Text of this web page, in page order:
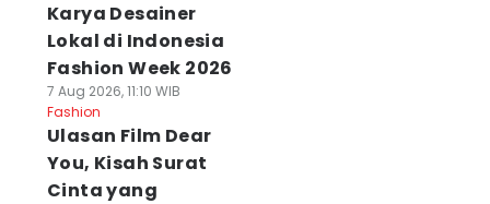
Karya Desainer
Lokal di Indonesia
Fashion Week 2026
7 Aug 2026, 11:10 WIB
Fashion
Ulasan Film Dear
You, Kisah Surat
Cinta yang